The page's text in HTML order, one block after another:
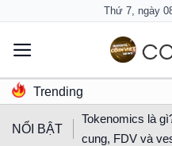
content
Thứ 7, ngày
Trending
NỔI BẬT
Tokenomics là
cung, FDV và